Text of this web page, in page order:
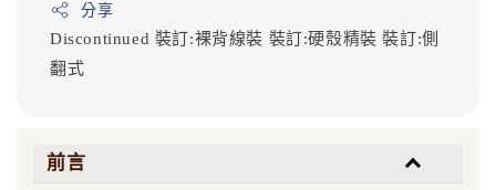
分享
Discontinued 裝訂:裸背線裝 裝訂:硬殼精裝裝訂:側
翻式
前言